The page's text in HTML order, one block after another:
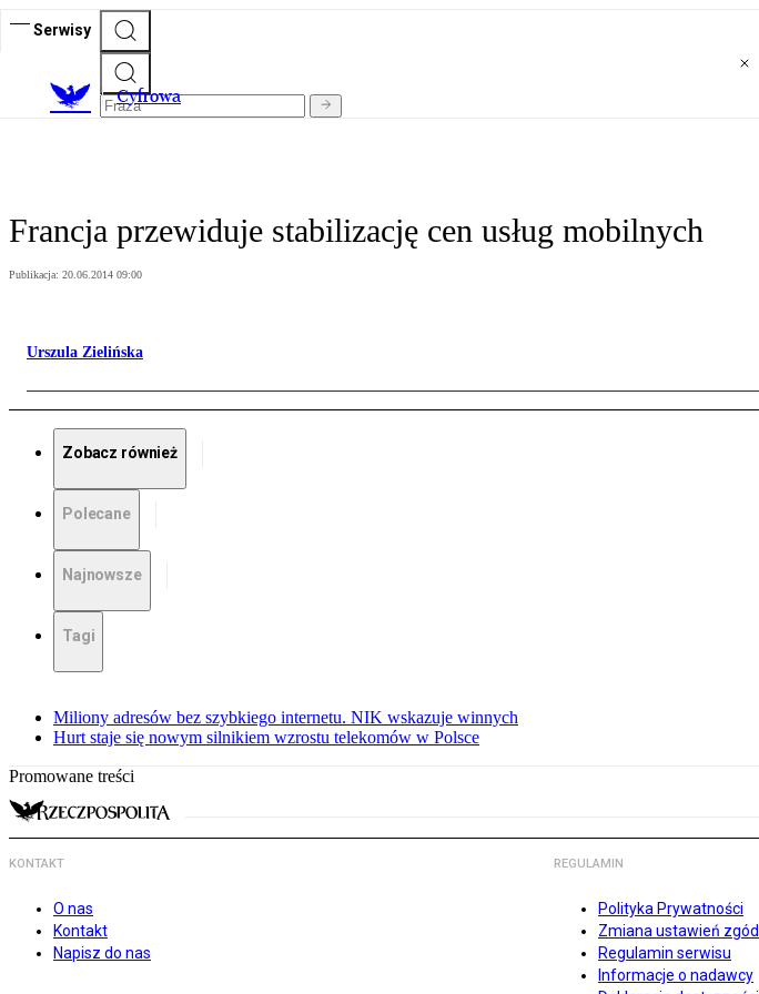
Serwisy
Cyfrowa
Francja przewiduje stabilizację cen usług mobilnych
Publikacja: 20.06.2014 09:00
Urszula Zielińska
Zobacz również
Polecane
Najnowsze
Tagi
Miliony adresów bez szybkiego internetu. NIK wskazuje winnych
Hurt staje się nowym silnikiem wzrostu telekomów w Polsce
Promowane treści
KONTAKT
O nas
Kontakt
Napisz do nas
REGULAMIN
Polityka Prywatności
Zmiana ustawień zgód
Regulamin serwisu
Informacje o nadawcy